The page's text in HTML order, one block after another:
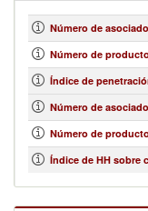
Número de
Número de
Índice de
Número de
Número de
Índice de HH sobre